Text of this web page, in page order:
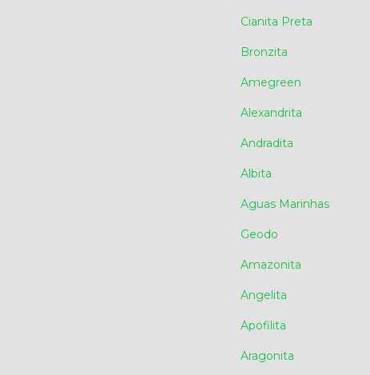
Cianita Preta
Bronzita
Amegreen
Alexandrita
Andradita
Albita
Aguas Marinhas
Geodo
Amazonita
Angelita
Apofilita
Aragonita